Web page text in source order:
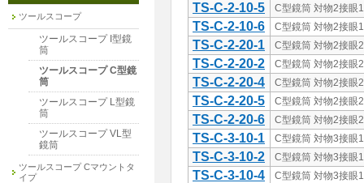
TS-C-2-10-5 C型鏡筒 対物2接眼
TS-C-2-10-6 C型鏡筒 対物2接眼
TS-C-2-20-1 C型鏡筒 対物2接眼
TS-C-2-20-2 C型鏡筒 対物2接眼
TS-C-2-20-4 C型鏡筒 対物2接眼
TS-C-2-20-5 C型鏡筒 対物2接眼
TS-C-2-20-6 C型鏡筒 対物2接眼
TS-C-3-10-1 C型鏡筒 対物3接眼
TS-C-3-10-2 C型鏡筒 対物3接眼
TS-C-3-10-4
C型鏡筒 対物3接眼
ツールスコープ
ツールスコープ I型鏡
筒
ツールスコープ C型鏡
筒
ツールスコープ L型鏡
筒
ツールスコープ VL型
鏡筒
ツールスコープ Cマウントタ
イプ